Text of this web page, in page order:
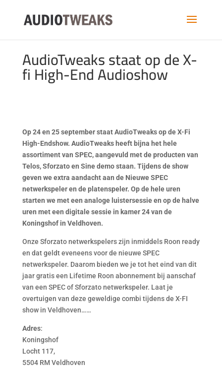
AudioTweaks staat op de X-
fi High-End Audioshow
Op 24 en 25 september staat AudioTweaks op de X-Fi
High-Endshow. AudioTweaks heeft bijna het hele
assortiment van SPEC, aangevuld met de producten van
Telos, Sforzato en Sine demo staan. Tijdens de show
geven we extra aandacht aan de Nieuwe SPEC
netwerkspeler en de platenspeler. Op de hele uren
starten we met een analoge luistersessie en op de halve
uren met een digitale sessie in kamer 24 van de
Koningshof in Veldhoven.
Onze Sforzato netwerkspelers zijn inmiddels Roon ready
en dat geldt eveneens voor de nieuwe SPEC
netwerkspeler. Daarom bieden we je tot het eind van dit
jaar gratis een Lifetime Roon abonnement bij aanschaf
van een SPEC of Sforzato netwerkspeler. Laat je
overtuigen van deze geweldige combi tijdens de X-FI
show in Veldhoven……
Adres:
Koningshof
Locht 117,
5504 RM Veldhoven